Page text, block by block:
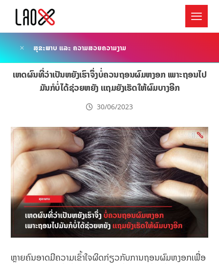
ສຸຂະພາບ ແລະ ຄວາມສວຍຄວາມງາມ
ເຫດຜົນທີ່ວ່າເປັນຫຍັງເຮົາຈຶ່ງບໍ່ຄວນຖອນຜົມຫງອກ ເພາະຖອນໄປ
ມັນກໍບໍ່ໄດ້ຊ່ວຍຫຍັງ ເເຖມຍັງເຮັດໃຫ້ຜົມບາງອີກ
30/06/2023
ຫຼາຍຄົນອາດມີຄວາມເຂົ້າໃຈຜິດກ່ຽວກັບການຖອນຜົມຫງອກເພື່ອ